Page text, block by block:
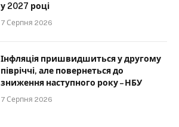
у 2027 році
7 Серпня 2026
Інфляція пришвидшиться у другому
півріччі, але повернеться до
зниження наступного року – НБУ
7 Серпня 2026